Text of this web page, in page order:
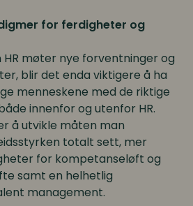
for ferdigheter og
møter nye forventninger og
blir det enda viktigere å ha
menneskene med de riktige
innenfor og utenfor HR.
å utvikle måten man
totalt sett, mer
for kompetanseløft og
samt en helhetlig
management.